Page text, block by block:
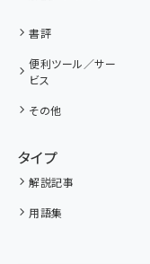
書評
便利ツール／サー
ビス
その他
タイプ
解説記事
用語集